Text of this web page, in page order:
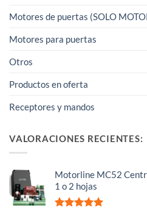
Motores de puertas (SOLO
Motores para puertas
Otros
Productos en oferta
Receptores y mandos
VALORACIONES RECIENTES:
Motorline MC52
1 o 2 hojas